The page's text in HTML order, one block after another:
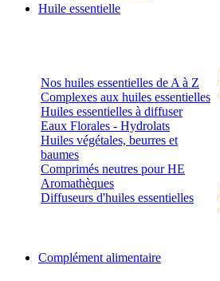
Huile essentielle
Nos huiles essentielles de A à Z
Complexes aux huiles essentielles
Huiles essentielles à diffuser
Eaux Florales - Hydrolats
Huiles végétales, beurres et
baumes
Comprimés neutres pour HE
Aromathèques
Diffuseurs d'huiles essentielles
Complément alimentaire